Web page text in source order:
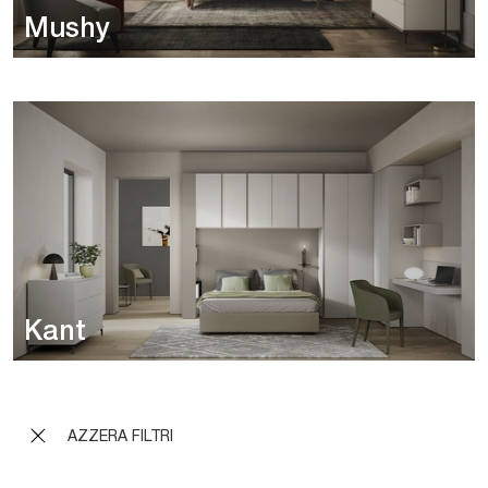
AZZERA FILTRI
Mushy
Kant